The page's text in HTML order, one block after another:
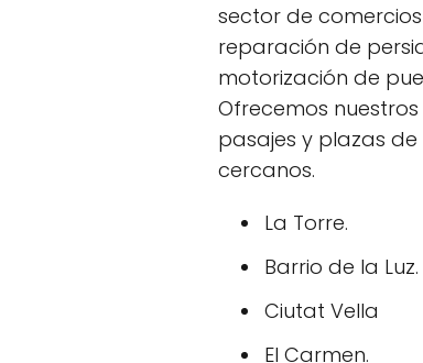
sector de
reparación de
motorización de
Ofrecemos
pasajes y plazas
cercanos.
La Torre.
Barrio de la Luz.
Ciutat Vella
El Carmen.